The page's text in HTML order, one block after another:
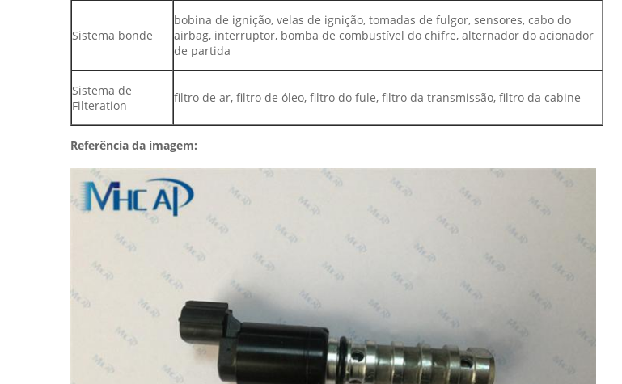
Sistema bonde
bobina de ignição, velas de ignição, tomadas de fulgor, sensores, cabo do
airbag, interruptor, bomba de combustível do chifre, alternador do acionador
de partida
Sistema de
Filteration
filtro de ar, filtro de óleo, filtro do fule, filtro da transmissão, filtro da cabine
Referência da imagem: